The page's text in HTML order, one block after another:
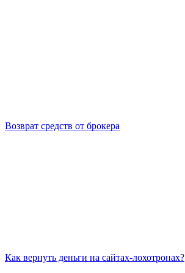
Возврат средств от брокера
Как вернуть деньги на сайтах-лохотронах?